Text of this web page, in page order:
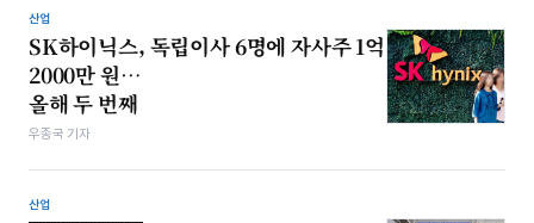
산업
SK하이닉스, 독립이사 6명에 자사주 1억
2000만 원…
올해 두 번째
우종국 기자
산업